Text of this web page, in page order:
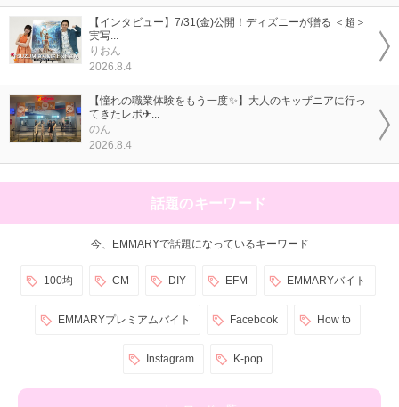
【インタビュー】7/31(金)公開！ディズニーが贈る ＜超＞
実写...
りおん
2026.8.4
【憧れの職業体験をもう一度✨】大人のキッザニアに行っ
てきたレポ✈...
のん
2026.8.4
話題のキーワード
今、EMMARYで話題になっているキーワード
100均 CM DIY EFM EMMARYバイト
EMMARYプレミアムバイト Facebook How to
Instagram K-pop